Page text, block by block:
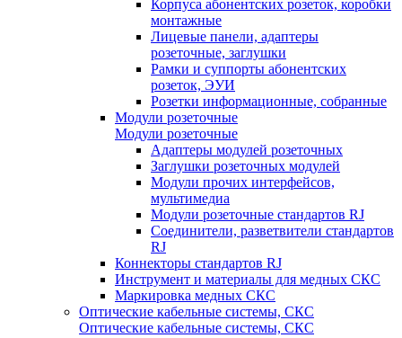
Корпуса абонентских розеток, коробки
монтажные
Лицевые панели, адаптеры
розеточные, заглушки
Рамки и суппорты абонентских
розеток, ЭУИ
Розетки информационные, собранные
Модули розеточные
Модули розеточные
Адаптеры модулей розеточных
Заглушки розеточных модулей
Модули прочих интерфейсов,
мультимедиа
Модули розеточные стандартов RJ
Соединители, разветвители стандартов
RJ
Коннекторы стандартов RJ
Инструмент и материалы для медных СКС
Маркировка медных СКС
Оптические кабельные системы, СКС
Оптические кабельные системы, СКС